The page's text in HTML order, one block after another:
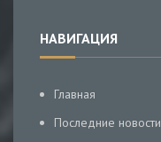
НАВИГАЦИЯ
Главная
Последние новости